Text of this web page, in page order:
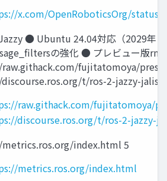
x.com/OpenRoboticsOrg/status/
● Ubuntu 24.04対応（2029年
の強化 ● プレビュー版
fujitatomoya/
t/ros-2-jazzy-
raw.githack.com/fujitatomoya/
discourse.ros.org/t/ros-2-jazzy-
index.html 5
metrics.ros.org/index.html